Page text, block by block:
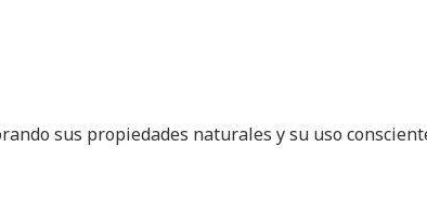
sus propiedades naturales y su uso